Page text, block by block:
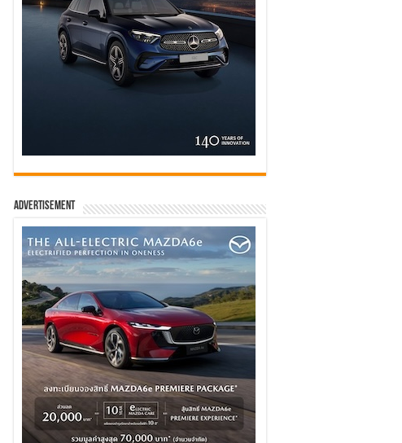
Advertisement